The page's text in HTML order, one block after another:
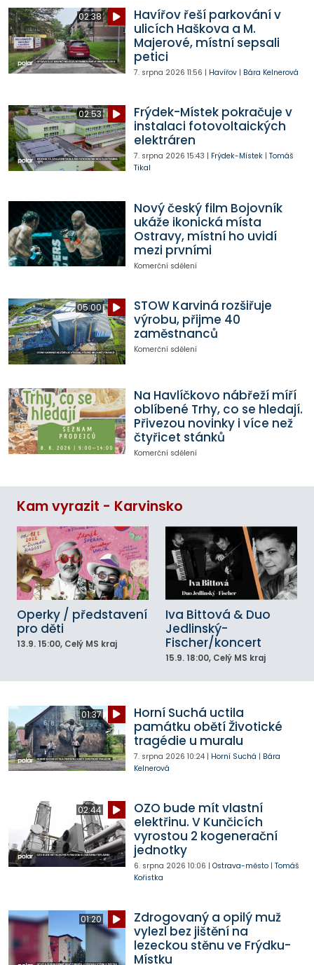
02:38
Havířov řeší parkování v
ulicích Haškova a M.
Majerové, místní sepsali
petici
7. srpna 2026 11:56 | Havířov| Bára Kelnerová
02:53
Frýdek-Místek pokračuje v
instalaci fotovoltaických
elektráren
7. srpna 2026 15:43 | Frýdek-Místek| Tomáš
Tikal
Nový český film Bojovník
ukáže ikonická místa
Ostravy, místní ho uvidí
mezi prvními
Komerční sdělení
05:00
STOW Karviná rozšiřuje
výrobu, přijme 40
zaměstnanců
Komerční sdělení
Na Havlíčkovo nábřeží míří
oblíbené Trhy, co se hledají.
Přivezou novinky i více než
čtyřicet stánků
Komerční sdělení
Kam vyrazit - Karvinsko
Operky / představení
pro děti
13.9. 15:00, Celý MS kraj
Iva Bittová & Duo
Jedlinský-
Fischer/koncert
15.9. 18:00, Celý MS kraj
01:37
Horní Suchá uctila
památku obětí Životické
tragédie u muralu
7. srpna 2026 10:24| Horní Suchá | Bára
Kelnerová
02:44
OZO bude mít vlastní
elektřinu. V Kunčicích
vyrostou 2 kogenerační
jednotky
6. srpna 2026 10:06 | Ostrava-město| Tomáš
Kořistka
01:20
Zdrogovaný a opilý muž
vylezl bez jištění na
lezeckou stěnu ve Frýdku-
Místku